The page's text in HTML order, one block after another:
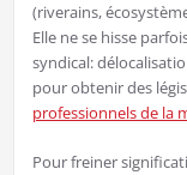
(riverains,
Elle ne se hisse
syndical:
pour obtenir des
professionnels de la
Pour freiner